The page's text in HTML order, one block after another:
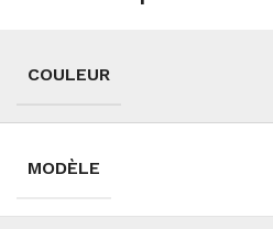
COULEUR
MODÈLE